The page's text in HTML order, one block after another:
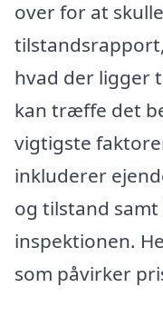
over for at
hvad der ligger
kan træffe det
vigtigste
inkluderer
og tilstand
inspektionen.
som påvirker